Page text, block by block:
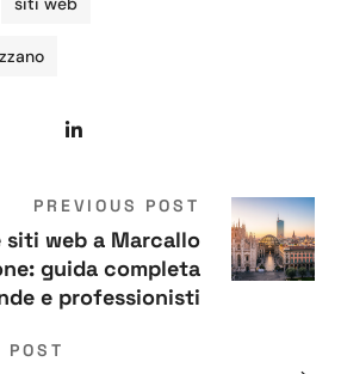
PREVIOUS POST
siti web a Marcallo
guida completa
e professionisti
POST